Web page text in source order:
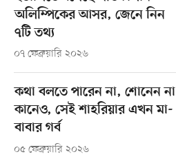
অলিম্পিকের আসর, জেনে নিন
৭টি তথ্য
০৭ ফেব্রুয়ারি ২০২৬
কথা বলতে পারেন না, শোনেন না
কানেও, সেই শাহরিয়ার এখন মা-
বাবার গর্ব
০৫ ফেব্রুয়ারি ২০২৬